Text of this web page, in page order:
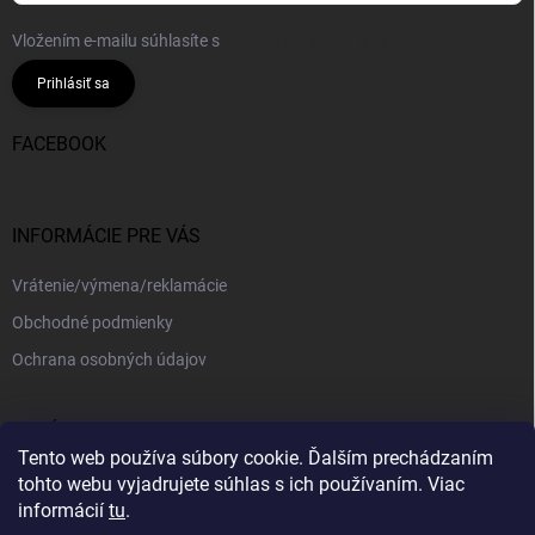
Tento web používa súbory cookie. Ďalším prechádzaním
tohto webu vyjadrujete súhlas s ich používaním. Viac
informácií tu.
Vložením e-mailu súhlasíte s
Prihlásiť sa
FACEBOOK
INFORMÁCIE PRE VÁS
Vrátenie/výmena/reklamácie
Obchodné podmienky
Ochrana osobných údajov